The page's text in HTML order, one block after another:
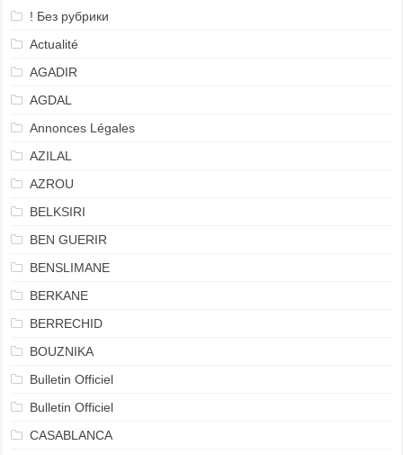
! Без рубрики
Actualité
AGADIR
AGDAL
Annonces Légales
AZILAL
AZROU
BELKSIRI
BEN GUERIR
BENSLIMANE
BERKANE
BERRECHID
BOUZNIKA
Bulletin Officiel
Bulletin Officiel
CASABLANCA